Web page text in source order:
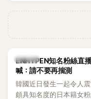
K-POP
ENHYPEN知名粉絲直
喊：請不要再揣測
韓國近日發生一起令人
頗具知名度的日本籍女